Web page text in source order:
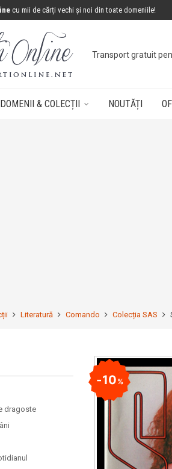
cu mii de cărți vechi și noi din toate domeniile!
Concurs: câștigă o
DOMENII & COLECȚII NOUTĂȚI
Literatură Comando Colecția SAS
10%
dragoste